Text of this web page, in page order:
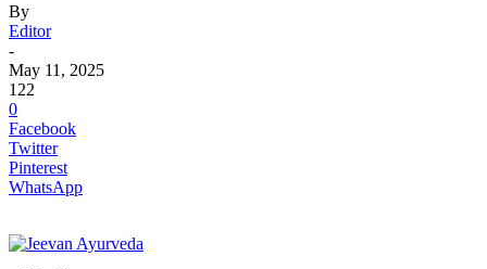
By
Editor
-
May 11, 2025
122
0
Facebook
Twitter
Pinterest
WhatsApp